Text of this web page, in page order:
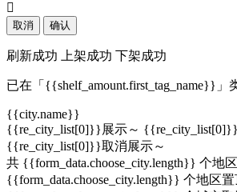

取消 确认
刷新成功 上架成功 下架成功
已在「{{shelf_amount.first_tag_name}}」
{{city.name}}
{{re_city_list[0]}}展示～
{{re_city_list[0]}}取消展示～
共 {{form_data.choose_city.length}} 个地
{{form_data.choose_city.length}} 个地区